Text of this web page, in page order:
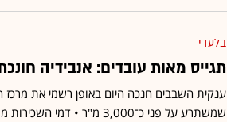
בלעדי
תגייס מאות עובדים: אנבידיה
ענקית השבבים חנכה היום באופן רשמי את